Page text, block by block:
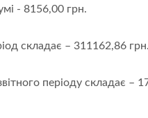
- 8156,00 грн.
складає – 311162,86 грн.
періоду складає –